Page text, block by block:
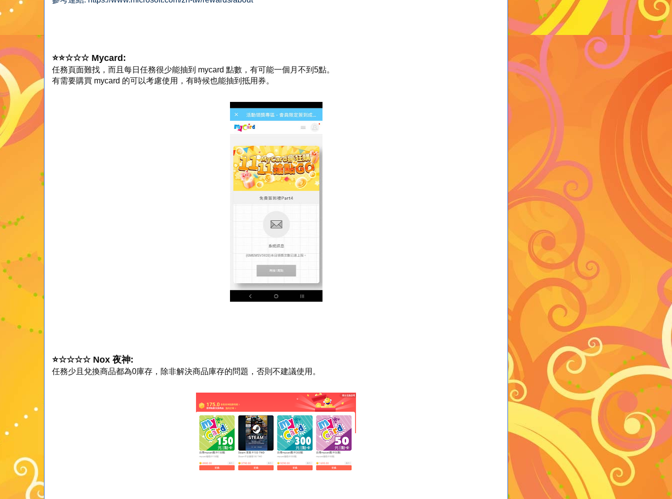
⭐⭐☆☆☆ Mycard:
任務頁面難找，而且每日任務很少能抽到 mycard 點數，有可能一個月不到5點。
有需要購買 mycard 的可以考慮使用，有時候也能抽到抵用券。
⭐☆☆☆☆ Nox 夜神:
任務少且兌換商品都為0庫存，除非解決商品庫存的問題，否則不建議使用。